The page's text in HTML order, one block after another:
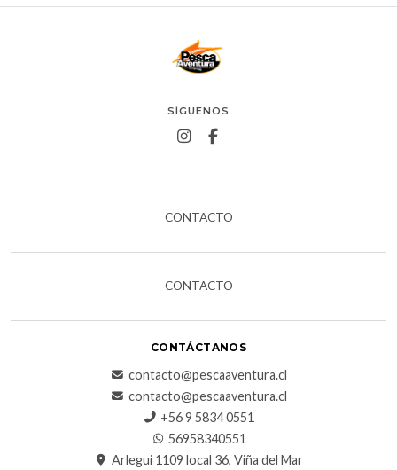
SÍGUENOS
CONTACTO
CONTACTO
CONTÁCTANOS
contacto@pescaaventura.cl
contacto@pescaaventura.cl
+56 9 5834 0551
56958340551
Arlegui 1109 local 36, Viña del Mar